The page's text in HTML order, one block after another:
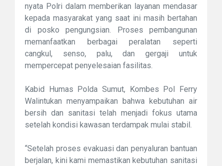
nyata Polri dalam memberikan layanan mendasar
kepada masyarakat yang saat ini masih bertahan
di posko pengungsian. Proses pembangunan
memanfaatkan berbagai peralatan seperti
cangkul, senso, palu, dan gergaji untuk
mempercepat penyelesaian fasilitas.
Kabid Humas Polda Sumut, Kombes Pol Ferry
Walintukan menyampaikan bahwa kebutuhan air
bersih dan sanitasi telah menjadi fokus utama
setelah kondisi kawasan terdampak mulai stabil.
“Setelah proses evakuasi dan penyaluran bantuan
berjalan, kini kami memastikan kebutuhan sanitasi